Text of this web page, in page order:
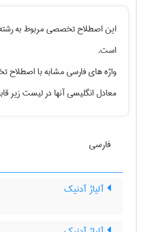
این اصطلاح تخصصی مربوط به
است.
واژه های فارسی مشابه با
معادل انگلیسی آنها در لیست زیر
فارسی
آلیاژ آدنیک